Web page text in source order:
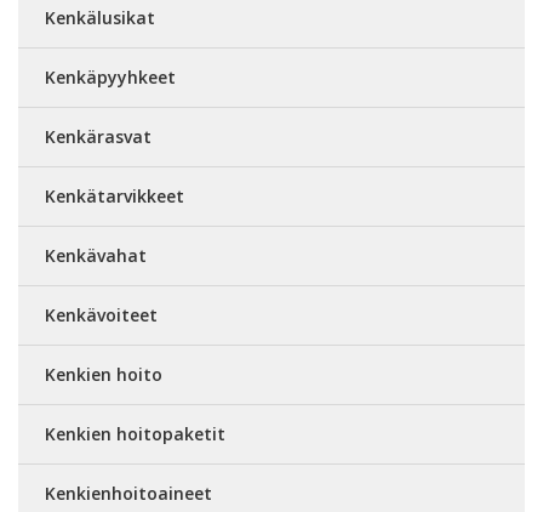
Kenkälusikat
Kenkäpyyhkeet
Kenkärasvat
Kenkätarvikkeet
Kenkävahat
Kenkävoiteet
Kenkien hoito
Kenkien hoitopaketit
Kenkienhoitoaineet